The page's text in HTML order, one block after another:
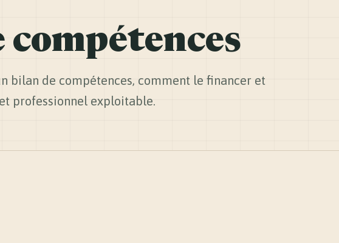
compétences
bilan de compétences, comment le financer et
professionnel exploitable.